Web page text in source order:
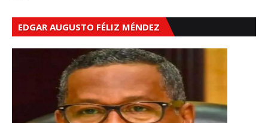
EDGAR AUGUSTO FÉLIZ MÉNDEZ